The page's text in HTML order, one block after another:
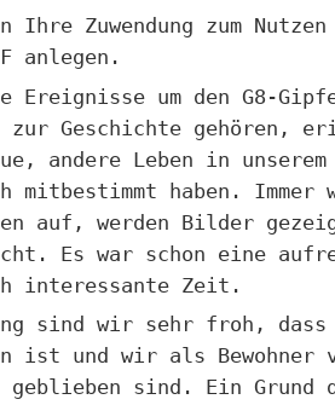
Ihre Zuwendung zum
anlegen.
Ereignisse um den G8-
zur Geschichte gehören,
andere Leben in
mitbestimmt haben. Immer
auf, werden Bilder
Es war schon eine
interessante Zeit.
sind wir sehr froh,
ist und wir als Bewohner
geblieben sind. Ein